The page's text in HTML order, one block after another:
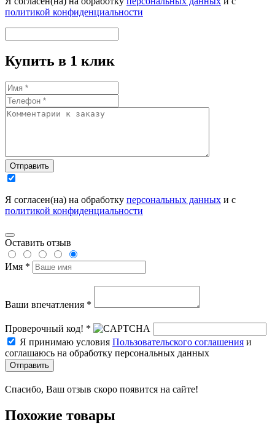
политикой конфиденциальности
Купить в 1 клик
Отправить
Я согласен(на) на обработку персональных данных и с
политикой конфиденциальности
Оставить отзыв
Имя *
Ваши впечатления *
Проверочный код! *
Я принимаю условия Пользовательского соглашения и
соглашаюсь на обработку персональных данных
Отправить
Спасибо, Ваш отзыв скоро появится на сайте!
Похожие товары